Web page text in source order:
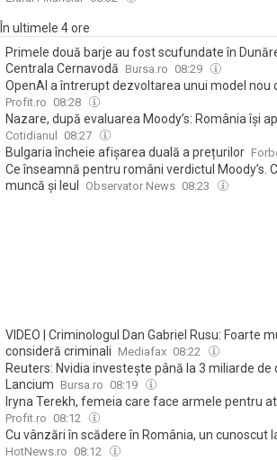
În ultimele 4 ore
Primele două barje au fost scufundate în
Centrala Cernavodă Bursa.ro 08:29
OpenAI a întrerupt dezvoltarea unui model nou
Profit.ro 08:28
Nazare, după evaluarea Moody’s: România își
Cotidianul 08:27
Bulgaria încheie afișarea duală a prețurilor
Ce înseamnă pentru români verdictul Moody’s.
muncă şi leul Observator News 08:23
VIDEO | Criminologul Dan Gabriel Rusu: Foarte
consideră criminali Mediafax 08:22
Reuters: Nvidia investeşte până la 3 miliarde
Lancium Bursa.ro 08:19
Iryna Terekh, femeia care face armele pentru
la 200 de drone la peste 100.000 într-un an
Profit.ro 08:12
Cu vânzări în scădere în România, un cunoscut
fiscale și pe scăderea consumului. În restul
HotNews.ro 08:12